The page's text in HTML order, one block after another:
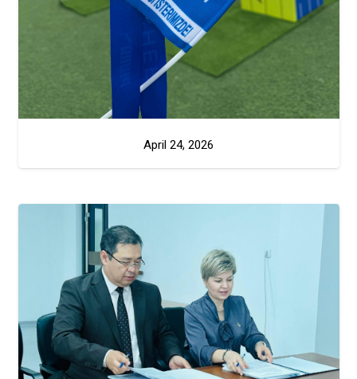
April 24, 2026